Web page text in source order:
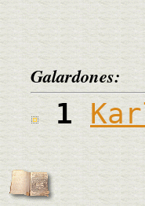
Galardones:
1